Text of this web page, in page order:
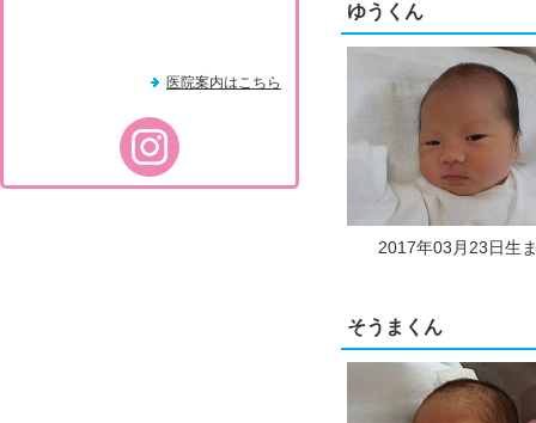
ゆうくん
2017年03月23日生
そうまくん
医院案内はこちら